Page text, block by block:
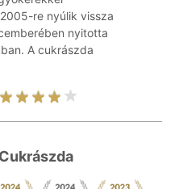
re nyúlik vissza
nyitotta
A cukrászda